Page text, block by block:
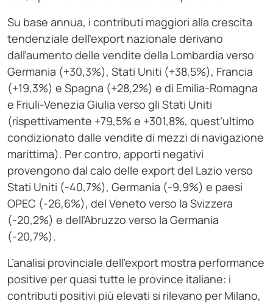
Su base annua, i contributi maggiori alla crescita
tendenziale dell’export nazionale derivano
dall’aumento delle vendite della Lombardia verso
Germania (+30,3%), Stati Uniti (+38,5%), Francia
(+19,3%) e Spagna (+28,2%) e di Emilia-Romagna
e Friuli-Venezia Giulia verso gli Stati Uniti
(rispettivamente +79,5% e +301,8%, quest’ultimo
condizionato dalle vendite di mezzi di navigazione
marittima). Per contro, apporti negativi
provengono dal calo delle export del Lazio verso
Stati Uniti (-40,7%), Germania (-9,9%) e paesi
OPEC (-26,6%), del Veneto verso la Svizzera
(-20,2%) e dell’Abruzzo verso la Germania
(-20,7%).
L’analisi provinciale dell’export mostra performance
positive per quasi tutte le province italiane: i
contributi positivi più elevati si rilevano per Milano,